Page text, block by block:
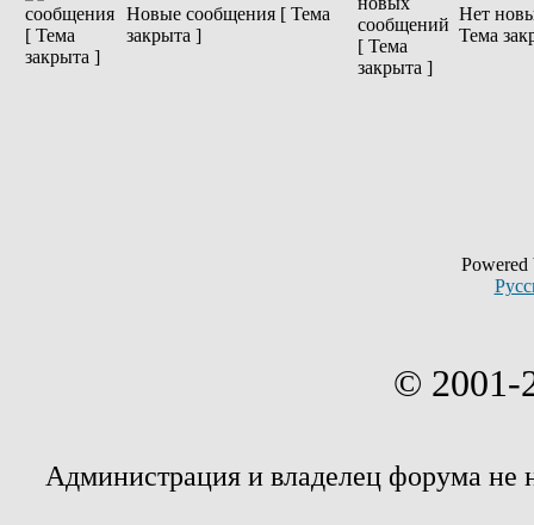
Новые сообщения [ Тема
закрыта ]
Нет
Тема
© 2001-
Администрация и владелец форума не